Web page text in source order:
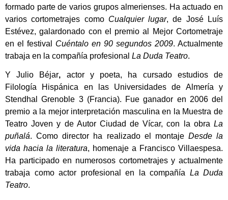
formado parte de varios grupos almerienses. Ha actuado en
varios cortometrajes como Cualquier lugar, de José Luís
Estévez, galardonado con el premio al Mejor Cortometraje
en el festival Cuéntalo en 90 segundos 2009. Actualmente
trabaja en la compañía profesional La Duda Teatro.
YJulio Béjar, actor y poeta, ha cursado estudios de
Filología Hispánica en las Universidades de Almería y
Stendhal Grenoble 3 (Francia). Fue ganador en 2006 del
premio a la mejor interpretación masculina en la Muestra de
Teatro Joven y de Autor Ciudad de Vícar, con la obra La
puñalá. Como director ha realizado el montaje Desde la
vida hacia la literatura, homenaje a Francisco Villaespesa.
Ha participado en numerosos cortometrajes y actualmente
trabaja como actor profesional en la compañía La Duda
Teatro.